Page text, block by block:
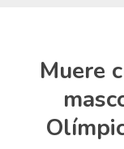
Muere